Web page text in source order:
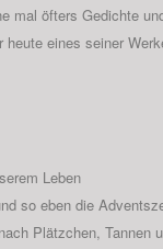
mal öfters Gedichte
heute eines seiner
Leben
so eben die
Plätzchen, Tannen